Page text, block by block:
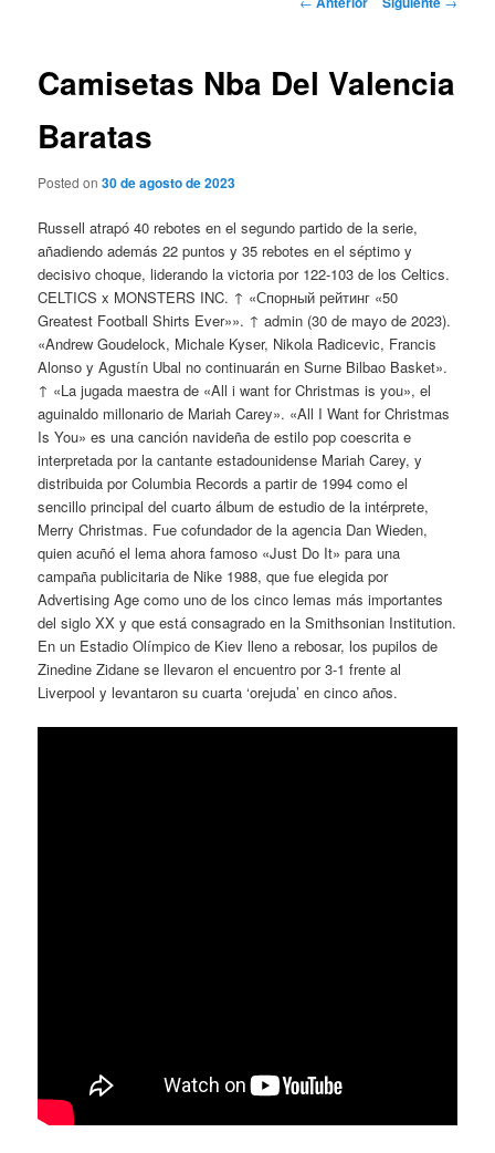
Camisetas Nba Del Valencia
Baratas
Posted on30 de agosto de 2023
Russell atrapó 40 rebotes en el segundo partido de la serie,
añadiendo además 22 puntos y 35 rebotes en el séptimo y
decisivo choque, liderando la victoria por 122-103 de los Celtics.
CELTICS x MONSTERS INC. ↑ «Спорный рейтинг «50
Greatest Football Shirts Ever»». ↑ admin (30 de mayo de 2023).
«Andrew Goudelock, Michale Kyser, Nikola Radicevic, Francis
Alonso y Agustín Ubal no continuarán en Surne Bilbao Basket».
↑ «La jugada maestra de «All i want for Christmas is you», el
aguinaldo millonario de Mariah Carey». «All I Want for Christmas
Is You» es una canción navideña de estilo pop coescrita e
interpretada por la cantante estadounidense Mariah Carey, y
distribuida por Columbia Records a partir de 1994 como el
sencillo principal del cuarto álbum de estudio de la intérprete,
Merry Christmas. Fue cofundador de la agencia Dan Wieden,
quien acuñó el lema ahora famoso «Just Do It» para una
campaña publicitaria de Nike 1988, que fue elegida por
Advertising Age como uno de los cinco lemas más importantes
del siglo XX y que está consagrado en la Smithsonian Institution.
En un Estadio Olímpico de Kiev lleno a rebosar, los pupilos de
Zinedine Zidane se llevaron el encuentro por 3-1 frente al
Liverpool y levantaron su cuarta ‘orejuda’ en cinco años.